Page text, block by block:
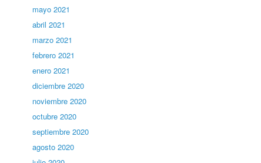
mayo 2021
abril 2021
marzo 2021
febrero 2021
enero 2021
diciembre 2020
noviembre 2020
octubre 2020
septiembre 2020
agosto 2020